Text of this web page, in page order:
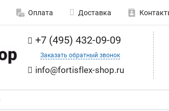
Оплата Доставка
+7 (495) 432-09-09
Заказать обратный звонок
info@fortisflex-shop.ru